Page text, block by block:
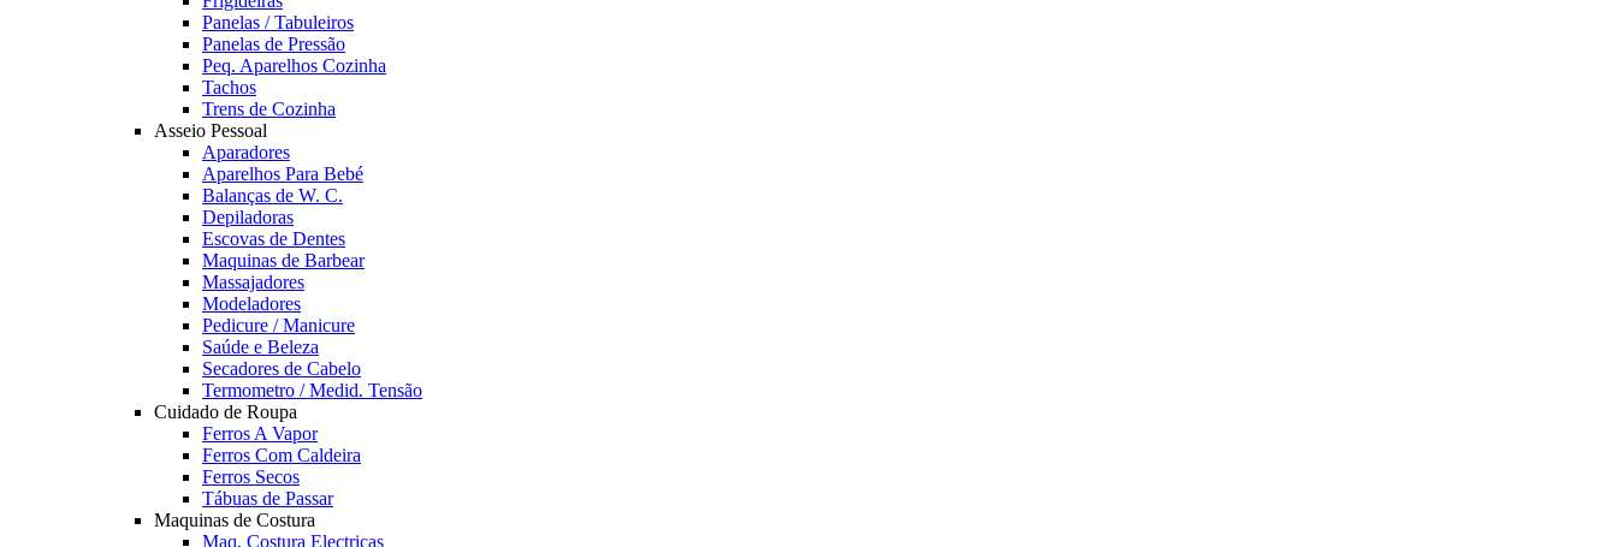
Panelas / Tabuleiros
Panelas de Pressão
Peq. Aparelhos Cozinha
Tachos
Trens de Cozinha
Asseio Pessoal
Aparadores
Aparelhos Para Bebé
Balanças de W. C.
Depiladoras
Escovas de Dentes
Maquinas de Barbear
Massajadores
Modeladores
Pedicure / Manicure
Saúde e Beleza
Secadores de Cabelo
Termometro / Medid. Tensão
Cuidado de Roupa
Ferros A Vapor
Ferros Com Caldeira
Ferros Secos
Tábuas de Passar
Maquinas de Costura
Maq. Costura Electricas